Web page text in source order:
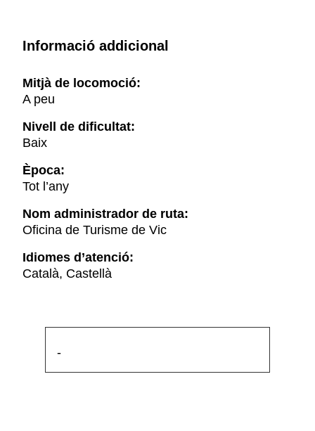
Informació addicional
Mitjà de locomoció:
A peu
Nivell de dificultat:
Baix
Època:
Tot l’any
Nom administrador de ruta:
Oficina de Turisme de Vic
Idiomes d’atenció:
Català, Castellà
-